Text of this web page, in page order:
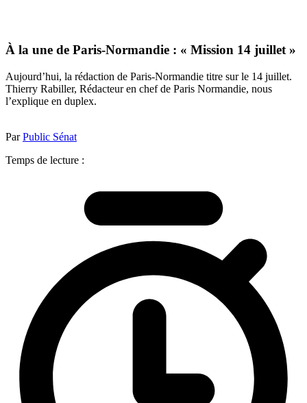
À la une de Paris-Normandie : « Mission 14 juillet »
Aujourd’hui, la rédaction de Paris-Normandie titre sur le 14 juillet.
Thierry Rabiller, Rédacteur en chef de Paris Normandie, nous
l’explique en duplex.
ParPublic Sénat
Temps de lecture :